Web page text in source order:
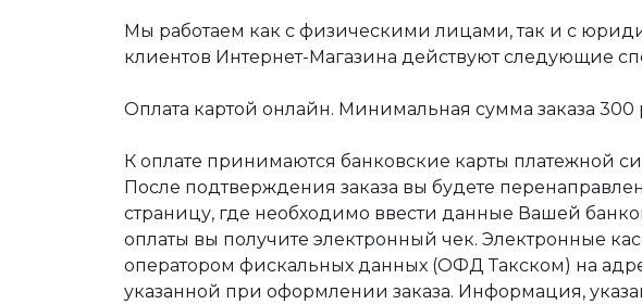
Мы работаем как с физическими лицами, так и с
клиентов Интернет-Магазина действуют следующие
Оплата картой онлайн. Минимальная сумма заказа 300
К оплате принимаются банковские карты платежной
После подтверждения заказа вы будете
страницу, где необходимо ввести данные Вашей
оплаты вы получите электронный чек. Электронные
оператором фискальных данных (ОФД Такском) на
указанной при оформлении заказа. Информация,